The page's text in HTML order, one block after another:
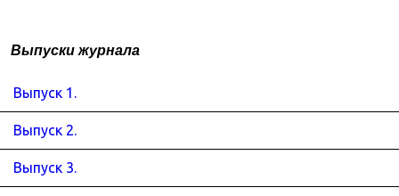
Выпуски журнала
Выпуск 1.
Выпуск 2.
Выпуск 3.